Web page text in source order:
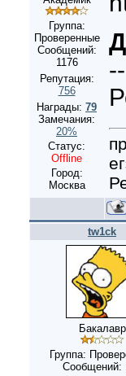
Группа:
Проверенные
Сообщений:
1176
Репутация:
756
Награды: 79
Замечания:
20%
Статус:
Offline
Город:
Москва
tw1ck
Бакалавр
Группа:
Сообщений: